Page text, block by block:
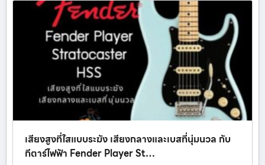
เสียงสูงที่ใสแบบระฆัง เสียงกลางและเบสที่นุ่มนวล กับ
กีตาร์ไฟฟ้า Fender Player St…